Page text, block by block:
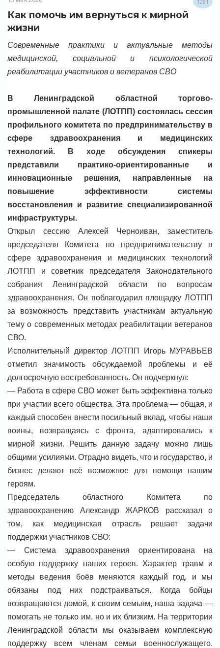
1281
Как помочь им вернуться к мирной
жизни
Современные практики и актуальные методы
медицинской, социальной и психологической
реабилитации участников и ветеранов СВО
В Ленинградской областной торгово-
промышленной палате (ЛОТПП) состоялась сессия
профильного комитета по предпринимательству в
сфере здравоохранения и медицинских
технологий. В ходе обсуждения спикеры
представили практико-ориентированные и
инновационные решения, направленные на
повышение эффективности системы
восстановления и развитие специализированной
инфраструктуры.
Открыл сессию Алексей Черноиван, заместитель
председателя Комитета по предпринимательству в
сфере здравоохранения и медицинских технологий
ЛОТПП и советник председателя Законодательного
собрания Ленинградской области по вопросам
здравоохранения. Он поблагодарил площадку ЛОТПП
за возможность представить участникам актуальную
тему о современных методах реабилитации ветеранов
СВО.
Исполнительный директор ЛОТПП Игорь МУРАВЬЕВ
отметил значимость обсуждаемой проблемы и её
долгосрочную востребованность. Он подчеркнул:
— Работа в сфере СВО может быть эффективна только
при участии всего общества. Эта проблема — общая, и
каждый способен внести посильный вклад, чтобы наши
воины, возвращаясь с фронта, адаптировались к
мирной жизни. Решить данную задачу можно лишь
общими усилиями. Отрадно видеть, что и государство, и
бизнес делают всё возможное для помощи нашим
героям.
Председатель областного Комитета по
здравоохранению Александр ЖАРКОВ рассказал о
том, как медицинская отрасль решает задачи
поддержки участников СВО:
— Система здравоохранения ориентирована на
особую поддержку наших героев. Характер травм и
методы ведения боёв меняются каждый год, и мы
обязаны под них подстраиваться. Когда бойцы
возвращаются домой, к своим семьям, наша задача —
помогать не только им, но и их близким. На территории
Ленинградской области мы оказываем комплексную
поддержку всем членам семьи военнослужащего.